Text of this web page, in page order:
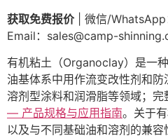
获取免费报价| 微信/WhatsApp
Email： sales@camp-
有机粘土（Organoclay）是一
油基体系中用作流变改性剂和防
溶剂型涂料和润滑脂等领域；完
— 产品规格与应用指南。关于
以及与不同基础油和溶剂的兼容